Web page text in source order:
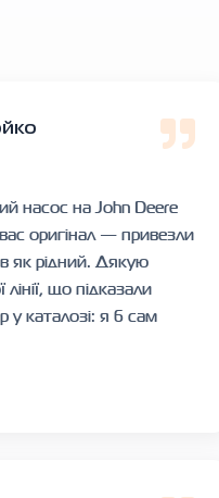
насос на John Deere
оригінал — привезли
як рідний. Дякую
що підказали
у каталозі: я б сам